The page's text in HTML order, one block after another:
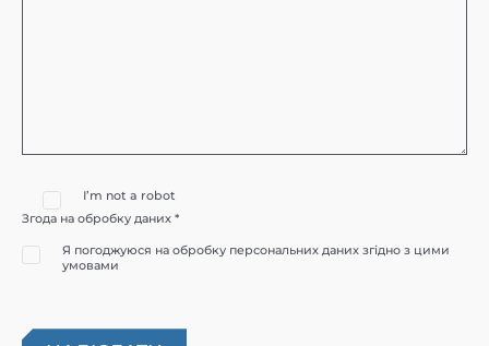
I’m not a robot
Згода на обробку даних *
Я погоджуюся на обробку персональних даних згідно з цими
умовами